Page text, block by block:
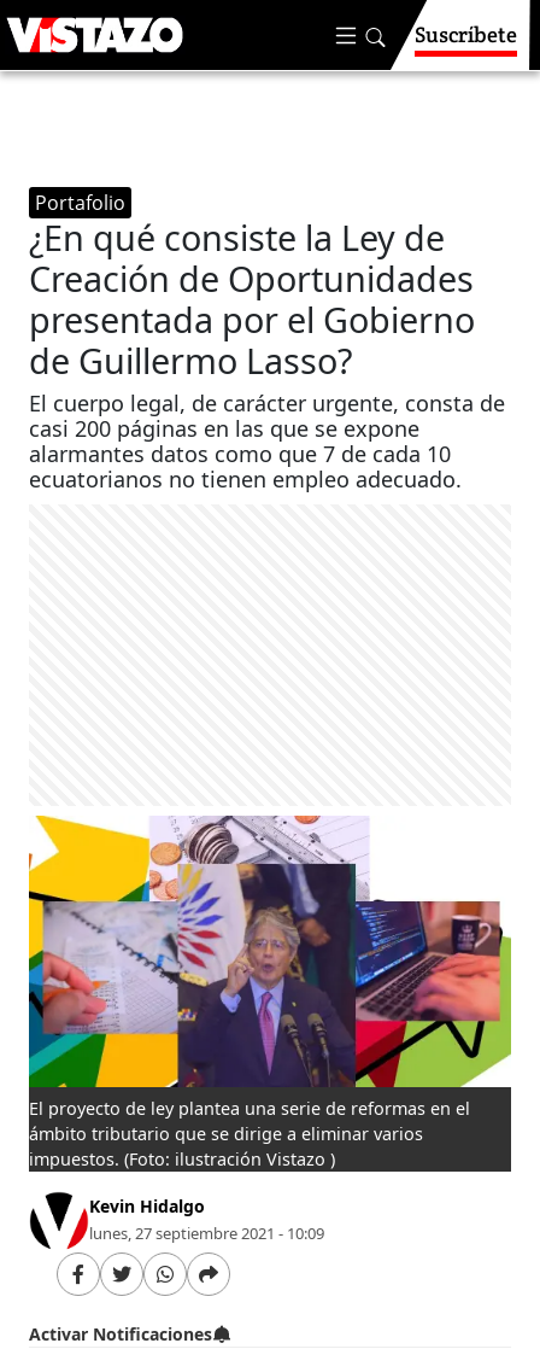
Suscríbete
Portafolio
¿En qué consiste la Ley de
Creación de Oportunidades
presentada por el Gobierno
de Guillermo Lasso?
El cuerpo legal, de carácter urgente, consta de
casi 200 páginas en las que se expone
alarmantes datos como que 7 de cada 10
ecuatorianos no tienen empleo adecuado.
El proyecto de ley plantea una serie de reformas en el
ámbito tributario que se dirige a eliminar varios
impuestos.(Foto: ilustración Vistazo )
Kevin Hidalgo
lunes, 27 septiembre 2021 - 10:09
Activar Notificaciones